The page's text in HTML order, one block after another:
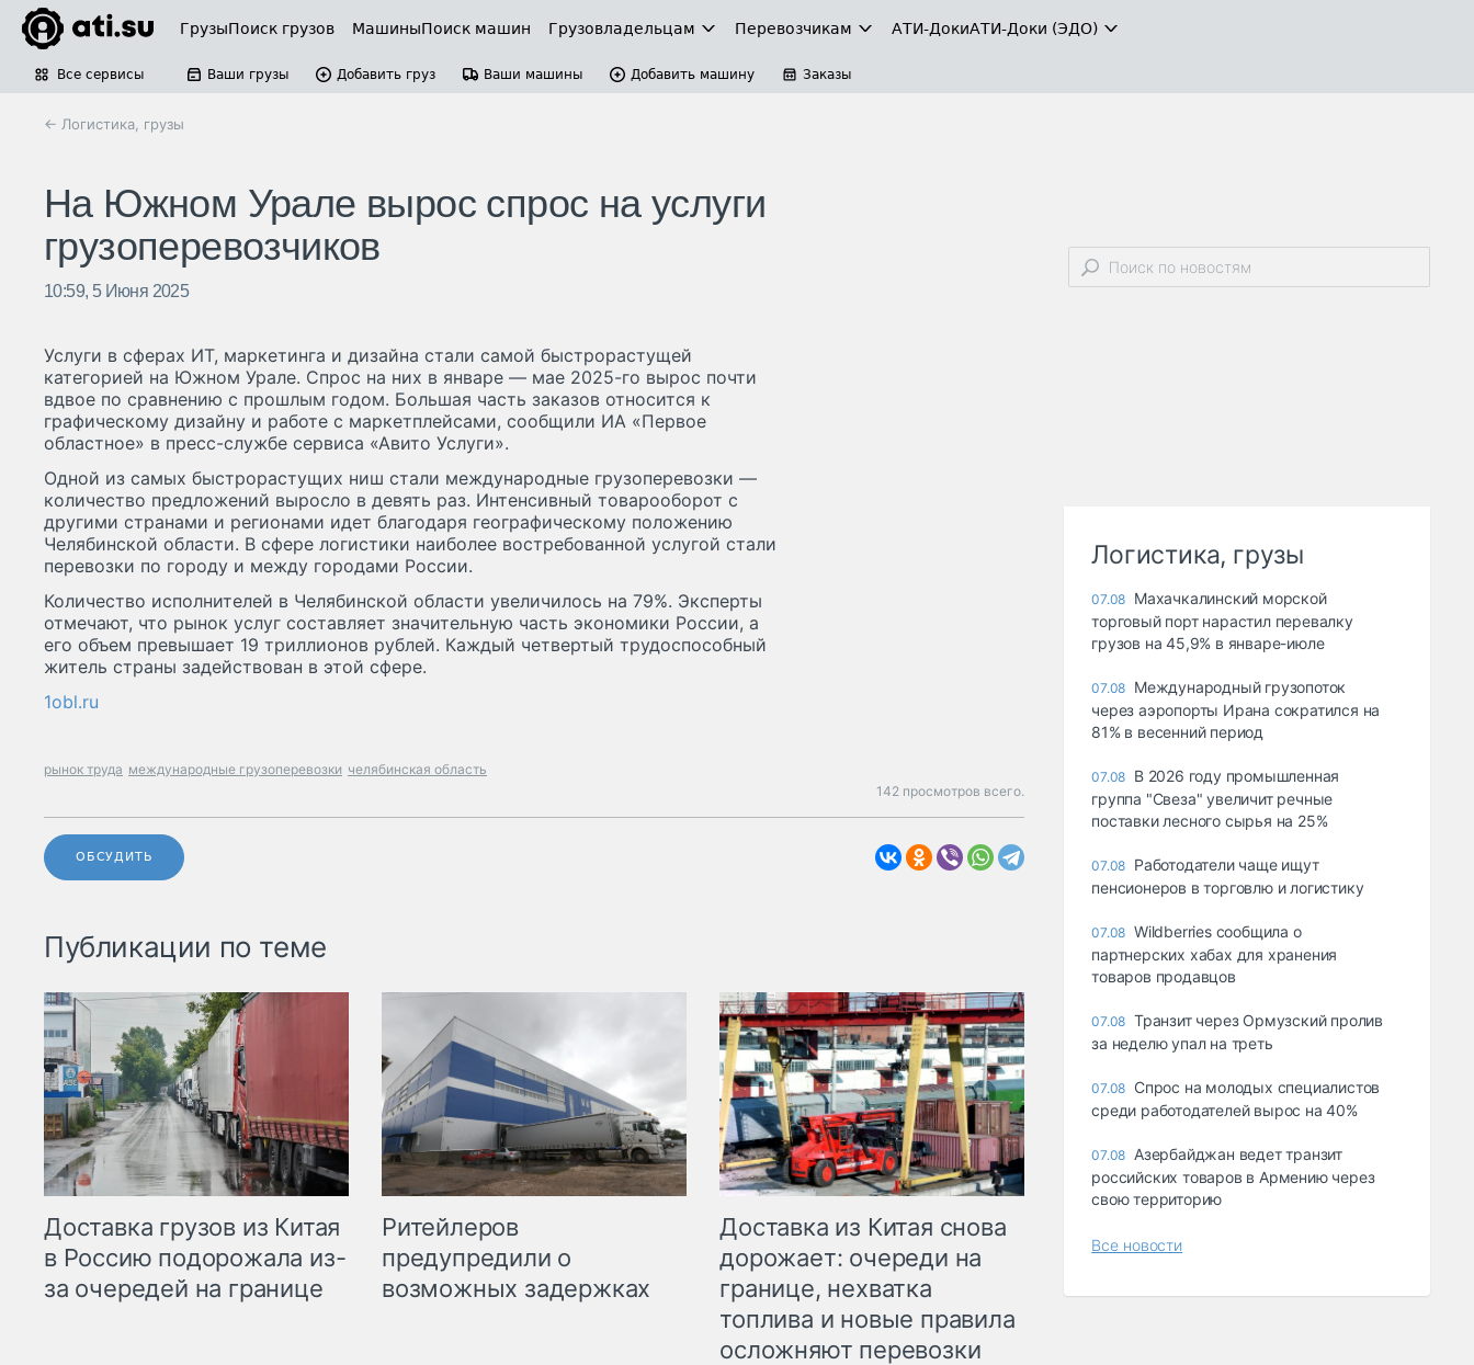
ГрузыПоиск грузов МашиныПоиск машин Грузовладельцам Перевозчикам АТИ-ДокиАТИ-Доки (ЭДО)
Все сервисы Ваши грузы Добавить груз Ваши машины Добавить машину Заказы
← Логистика, грузы
На Южном Урале вырос спрос на услуги
грузоперевозчиков
10:59, 5 Июня 2025
Услуги в сферах ИТ, маркетинга и дизайна стали самой быстрорастущей
категорией на Южном Урале. Спрос на них в январе — мае 2025-го вырос почти
вдвое по сравнению с прошлым годом. Большая часть заказов относится к
графическому дизайну и работе с маркетплейсами, сообщили ИА «Первое
областное» в пресс-службе сервиса «Авито Услуги».
Одной из самых быстрорастущих ниш стали международные грузоперевозки —
количество предложений выросло в девять раз. Интенсивный товарооборот с
другими странами и регионами идет благодаря географическому положению
Челябинской области. В сфере логистики наиболее востребованной услугой стали
перевозки по городу и между городами России.
Количество исполнителей в Челябинской области увеличилось на 79%. Эксперты
отмечают, что рынок услуг составляет значительную часть экономики России, а
его объем превышает 19 триллионов рублей. Каждый четвертый трудоспособный
житель страны задействован в этой сфере.
1obl.ru
рынок труда международные грузоперевозки челябинская область
142 просмотров всего.
ОБСУДИТЬ
Публикации по теме
Доставка грузов из Китая
в Россию подорожала из-
за очередей на границе
Ритейлеров
предупредили о
возможных задержках
Доставка из Китая снова
дорожает: очереди на
границе, нехватка
топлива и новые правила
осложняют перевозки
Логистика, грузы
07.08 Махачкалинский морской
торговый порт нарастил перевалку
грузов на 45,9% в январе-июле
07.08 Международный грузопоток
через аэропорты Ирана сократился на
81% в весенний период
07.08 В 2026 году промышленная
группа "Свеза" увеличит речные
поставки лесного сырья на 25%
07.08 Работодатели чаще ищут
пенсионеров в торговлю и логистику
07.08 Wildberries сообщила о
партнерских хабах для хранения
товаров продавцов
07.08 Транзит через Ормузский пролив
за неделю упал на треть
07.08 Спрос на молодых специалистов
среди работодателей вырос на 40%
07.08 Азербайджан ведет транзит
российских товаров в Армению через
свою территорию
Все новости